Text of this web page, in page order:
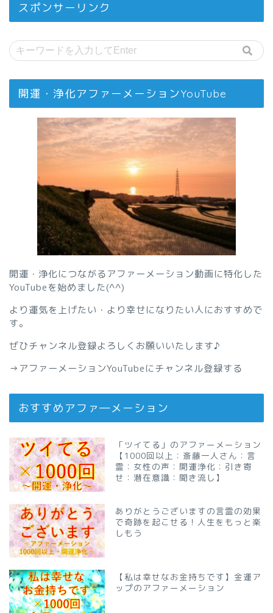
スポンサーリンク
開運・浄化アファーメーションYouTube
開運・浄化につながるアファーメーション動画に特化した
YouTubeを始めました(^^)
より運気を上げたい・より幸せになりたい人におすすめで
す。
ぜひチャンネル登録よろしくお願いいたします♪
→ アファーメーションYouTubeにチャンネル登録する
おすすめアファ―メーション
「ツイてる」のアファーメーション
【1000回以上：斎藤一人さん：言
霊：女性の声：開運浄化：引き寄
せ：潜在意識：聞き流し】
ありがとうございますの言霊の効果
で奇跡を起こせる！人生をもっと楽
しもう
【私は幸せなお金持ちです】金運ア
ップのアファーメーション